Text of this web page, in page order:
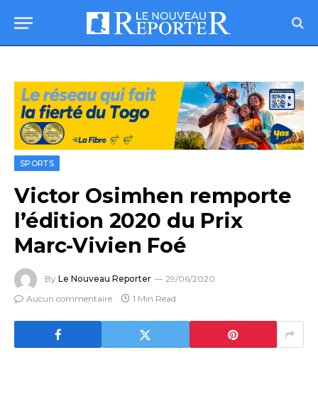
SPORTS
Victor Osimhen remporte
l’édition 2020 du Prix
Marc-Vivien Foé
By Le Nouveau Reporter
29/06/2020
Aucun commentaire
1 Min Read